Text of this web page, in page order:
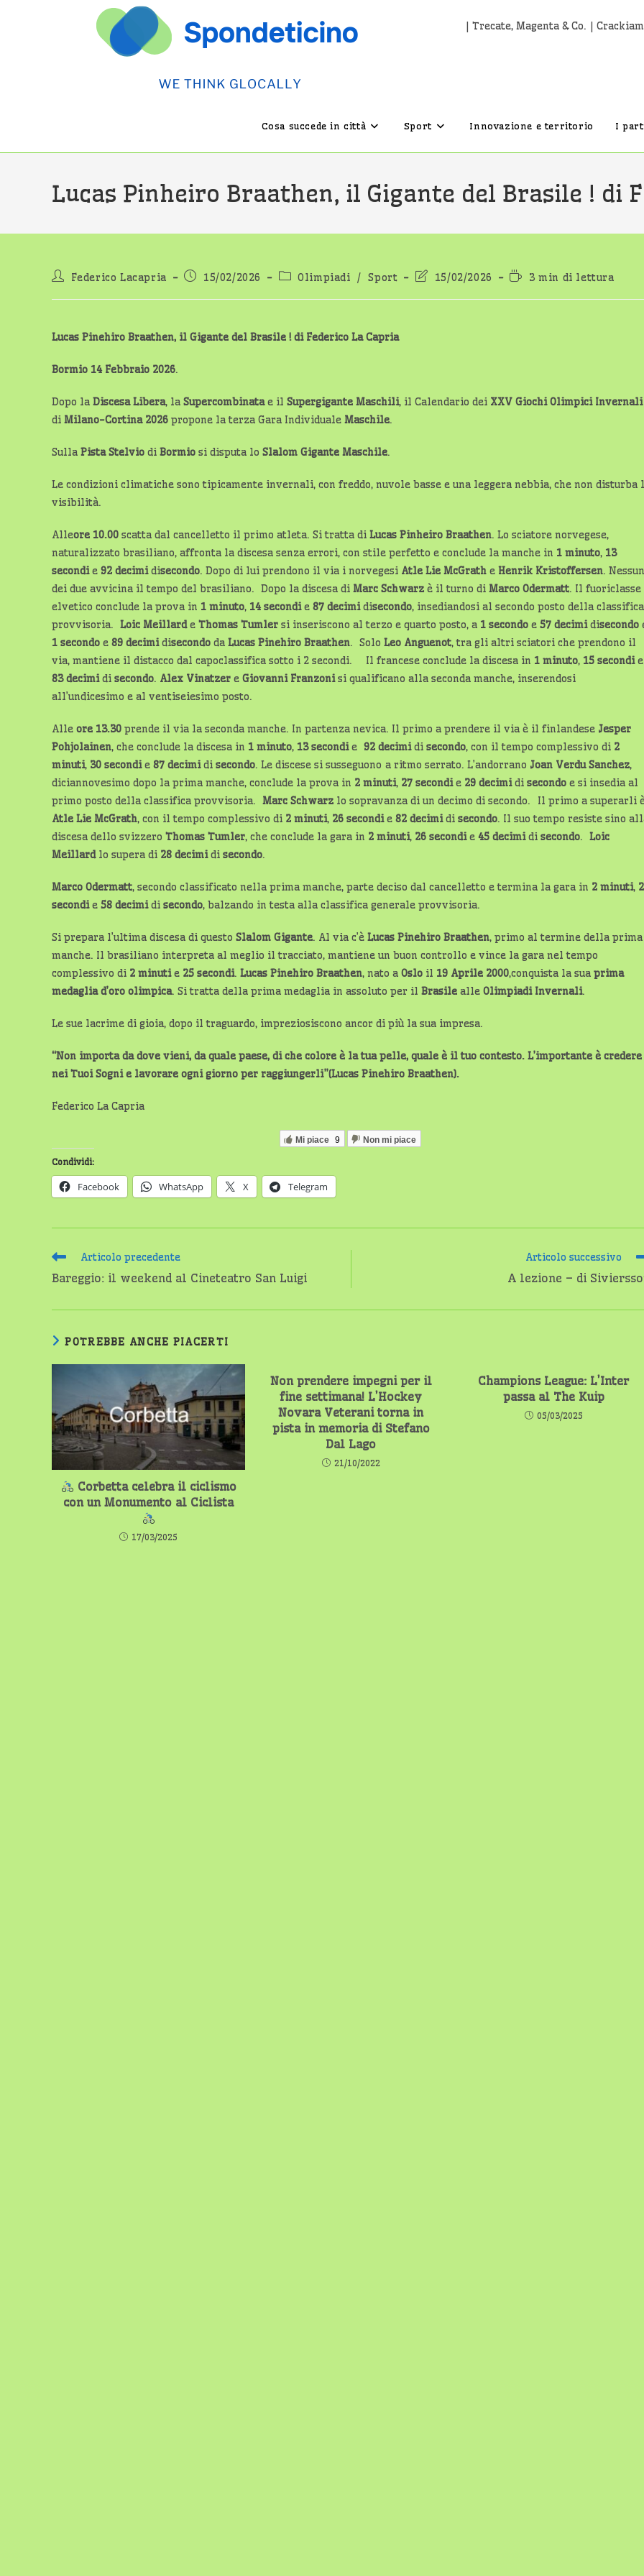
| Trecate, Magenta & Co. |
Cosa succede in città Sport Innovazione e territorio I
Lucas Pinheiro Braathen, il Gigante del Brasile ! di
AutoreFederico Lacapria
Articolo
15/02/2026
Categoria
Olimpiadi / Sport
Ultima
dell'articolo:
15/02/2026
Tempo
lettura:
3 min di lettura
Lucas Pinehiro Braathen, il Gigante del Brasile ! di Federico La Capria
Bormio 14 Febbraio 2026.
Dopo la Discesa Libera, la Supercombinatae il Supergigante Maschili, il Calendario dei XXV Giochi Olimpici Invernali
di Milano-Cortina 2026 propone la terza Gara Individuale Maschile.
Sulla Pista Stelvio di Bormio si disputa lo Slalom Gigante Maschile.
Le condizioni climatiche sono tipicamente invernali, con freddo, nuvole basse e una leggera nebbia, che non disturba
visibilità.
Alleore 10.00 scatta dal cancelletto il primo atleta. Si tratta di Lucas Pinheiro Braathen. Lo sciatore norvegese,
naturalizzato brasiliano, affronta la discesa senza errori, con stile perfetto e conclude la manche in 1 minuto, 13
secondie 92 decimidisecondo. Dopo di lui prendono il via i norvegesi Atle Lie McGrath e Henrik Kristoffersen.
dei due avvicina il tempo del brasiliano. Dopo la discesa di Marc Schwarz è il turno di Marco Odermatt. Il fuoriclasse
elvetico conclude la prova in 1 minuto, 14 secondie 87 decimidisecondo, insediandosi al secondo posto della classifica
provvisoria. Loic Meillarde Thomas Tumler si inseriscono al terzo e quarto posto, a 1 secondo e 57 decimidisecondo
1 secondo e 89 decimidisecondo da Lucas Pinehiro Braathen. Solo Leo Anguenot, tra gli altri sciatori che prendono il
via, mantiene il distacco dal capoclassifica sotto i 2 secondi. Il francese conclude la discesa in 1 minuto, 15 secondie
83 decimidi secondo. Alex Vinatzer e Giovanni Franzonisi qualificano alla seconda manche, inserendosi
all’undicesimo e al ventiseiesimo posto.
Alle ore 13.30 prende il via la seconda manche. In partenza nevica. Il primo a prendere il via è il finlandese Jesper
Pohjolainen, che conclude la discesa in 1 minuto, 13 secondie 92 decimidi secondo, con il tempo complessivo di 2
minuti, 30 secondie 87 decimidi secondo. Le discese si susseguono a ritmo serrato. L’andorrano Joan Verdu Sanchez,
diciannovesimo dopo la prima manche, conclude la prova in 2 minuti, 27 secondie 29 decimidi secondo e si insedia al
primo posto della classifica provvisoria. Marc Schwarz lo sopravanza di un decimo di secondo.
Il primo a superarli
Atle Lie McGrath, con il tempo complessivo di 2 minuti, 26 secondie 82 decimidi secondo. Il suo tempo resiste sino
discesa dello svizzero Thomas Tumler, che conclude la gara in 2 minuti, 26 secondie 45 decimidi secondo. Loic
Meillard lo supera di 28 decimidi secondo.
Marco Odermatt, secondo classificato nella prima manche, parte deciso dal cancelletto e termina la gara in 2 minuti,
secondie 58 decimidi secondo, balzando in testa alla classifica generale provvisoria.
Si prepara l’ultima discesa di questo Slalom Gigante. Al via c’è Lucas Pinehiro Braathen, primo al termine della prima
manche. Il brasiliano interpreta al meglio il tracciato, mantiene un buon controllo e vince la gara nel tempo
complessivo di 2 minutie 25 secondi. Lucas Pinehiro Braathen, nato a Oslo il 19 Aprile 2000,conquista la sua prima
medaglia d’oro olimpica. Si tratta della prima medaglia in assoluto per il Brasile alle Olimpiadi Invernali.
Le sue lacrime di gioia, dopo il traguardo, impreziosiscono ancor di più la sua impresa.
“Non importa da dove vieni, da quale paese, di che colore è la tua pelle, quale è il tuo contesto. L’importante è credere
nei Tuoi Sogni e lavorare ogni giorno per raggiungerli”(Lucas Pinehiro Braathen).
Federico La Capria
Mi piace 9 Non mi piace
Condividi:
Facebook WhatsApp X Telegram
Leggi
articoli
Articolo precedente
Bareggio: il weekend al Cineteatro San Luigi
Articolo successivo
A lezione – di
POTREBBE ANCHE PIACERTI
Corbetta celebra il ciclismo
con un Monumento al Ciclista
17/03/2025
Non prendere impegni per il
fine settimana! L’Hockey
Novara Veterani torna in
pista in memoria di Stefano
Dal Lago
21/10/2022
Champions League: L’Inter
passa al The Kuip
05/03/2025